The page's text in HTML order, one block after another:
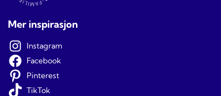
Mer inspirasjon
Instagram
Facebook
Pinterest
TikTok